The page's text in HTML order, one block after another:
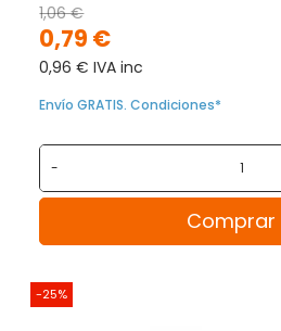
0,79 €
1,06 €
0,96 € IVA inc
Envío GRATIS. Condiciones*
-
Comprar
-25%